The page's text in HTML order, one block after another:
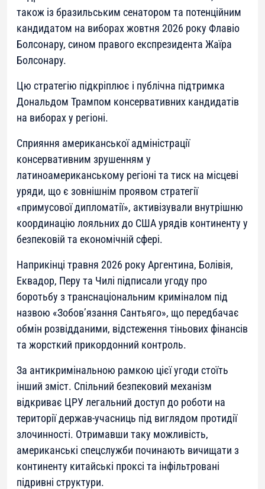
також із бразильським сенатором та потенційним
кандидатом на виборах жовтня 2026 року Флавіо
Болсонару, сином правого експрезидента Жаїра
Болсонару.
Цю стратегію підкріплює і публічна підтримка
Дональдом Трампом консервативних кандидатів
на виборах у регіоні.
Сприяння американської адміністрації
консервативним зрушенням у
латиноамериканському регіоні та тиск на місцеві
уряди, що є зовнішнім проявом стратегії
«примусової дипломатії», активізували внутрішню
координацію лояльних до США урядів континенту у
безпековій та економічній сфері.
Наприкінці травня 2026 року Аргентина, Болівія,
Еквадор, Перу та Чилі підписали угоду про
боротьбу з транснаціональним криміналом під
назвою «Зобов’язання Сантьяго», що передбачає
обмін розвідданими, відстеження тіньових фінансів
та жорсткий прикордонний контроль.
За антикримінальною рамкою цієї угоди стоїть
інший зміст. Спільний безпековий механізм
відкриває ЦРУ легальний доступ до роботи на
території держав-учасниць під виглядом протидії
злочинності. Отримавши таку можливість,
американські спецслужби починають вичищати з
континенту китайські проксі та інфільтровані
підривні структури.